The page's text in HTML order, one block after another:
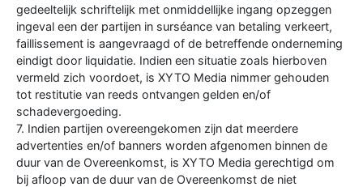
gedeeltelijk schriftelijk met onmiddellijke ingang opzeggen
ingeval een der partijen in surséance van betaling verkeert,
faillissement is aangevraagd of de betreffende onderneming
eindigt door liquidatie. Indien een situatie zoals hierboven
vermeld zich voordoet, is XYTO Media nimmer gehouden
tot restitutie van reeds ontvangen gelden en/of
schadevergoeding.
7. Indien partijen overeengekomen zijn dat meerdere
advertenties en/of banners worden afgenomen binnen de
duur van de Overeenkomst, is XYTO Media gerechtigd om
bij afloop van de duur van de Overeenkomst de niet